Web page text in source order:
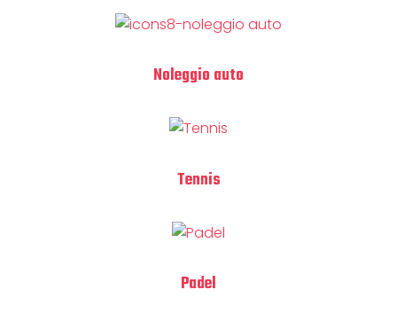
Noleggio auto
Tennis
Padel